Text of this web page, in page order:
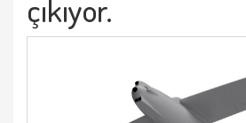
çıkıyor.